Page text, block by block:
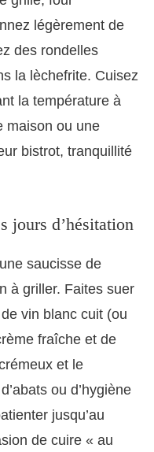
légèrement de
des rondelles
la lèchefrite. Cuisez
la température à
maison ou une
bistrot, tranquillité
jours d’hésitation
saucisse de
à griller. Faites suer
vin blanc cuit (ou
fraîche et de
et le
ou d’hygiène
jusqu’au
de cuire « au